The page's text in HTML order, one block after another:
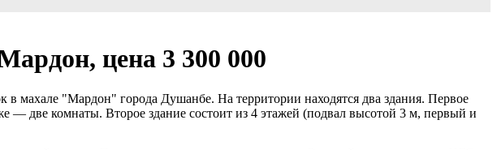
цена 3 300 000
махале "Мардон" города Душанбе. На территории находятся два здания. Первое
— две комнаты. Второе здание состоит из 4 этажей (подвал высотой 3 м, первый и